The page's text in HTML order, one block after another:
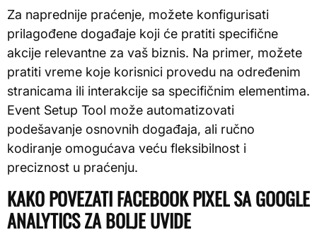
Za naprednije praćenje, možete konfigurisati
prilagođene događaje koji će pratiti specifične
akcije relevantne za vaš biznis. Na primer, možete
pratiti vreme koje korisnici provedu na određenim
stranicama ili interakcije sa specifičnim elementima.
Event Setup Tool može automatizovati
podešavanje osnovnih događaja, ali ručno
kodiranje omogućava veću fleksibilnost i
preciznost u praćenju.
KAKO POVEZATI FACEBOOK PIXEL SA GOOGLE
ANALYTICS ZA BOLJE UVIDE